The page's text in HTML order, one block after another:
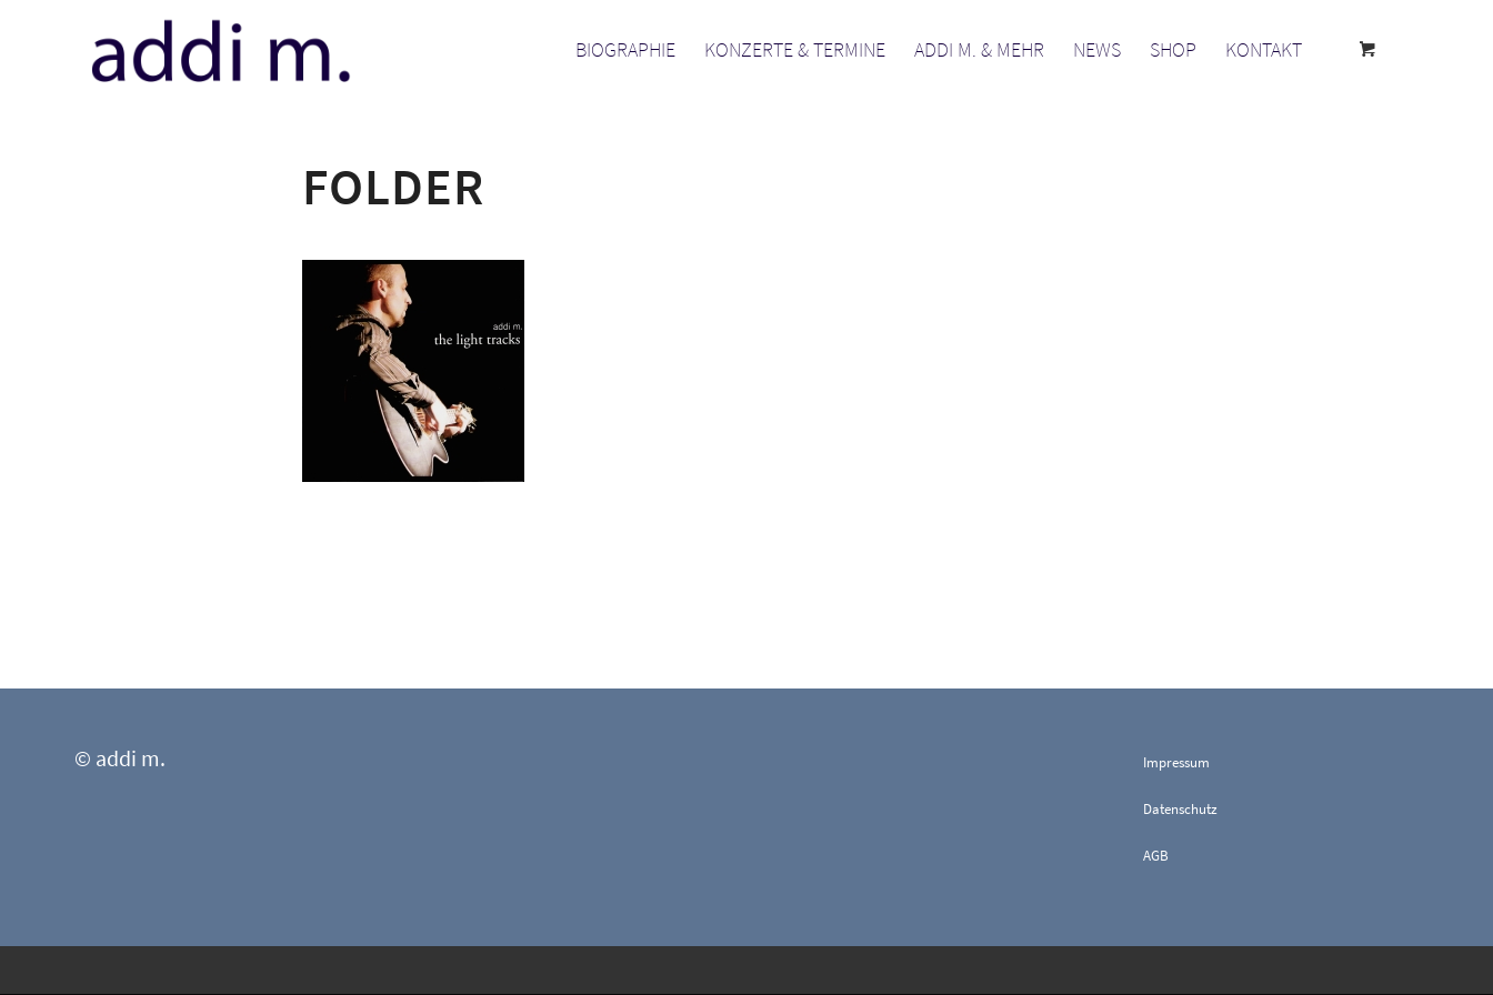
BIOGRAPHIE KONZERTE & TERMINE ADDI M. & MEHR NEWS SHOP KONTAKT
FOLDER
© addi m. Impressum
Datenschutz
AGB